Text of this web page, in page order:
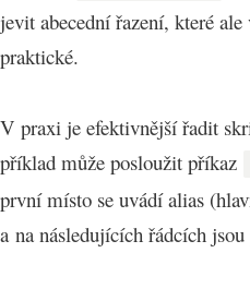
jevit abecední řazení, které
praktické.
V praxi je efektivnější řadit
příklad může posloužit příkaz
první místo se uvádí alias
a na následujících řádcích